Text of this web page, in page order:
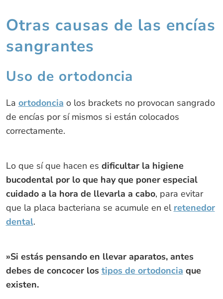
Otras causas de las encías
sangrantes
Uso de ortodoncia
La ortodoncia o los brackets no provocan sangrado
de encías por sí mismos si están colocados
correctamente.
Lo que sí que hacen es dificultar la higiene
bucodental por lo que hay que poner especial
cuidado a la hora de llevarla a cabo, para evitar
que la placa bacteriana se acumule en el retenedor
dental.
»Si estás pensando en llevar aparatos, antes
debes de concocer los tipos de ortodoncia que
existen.